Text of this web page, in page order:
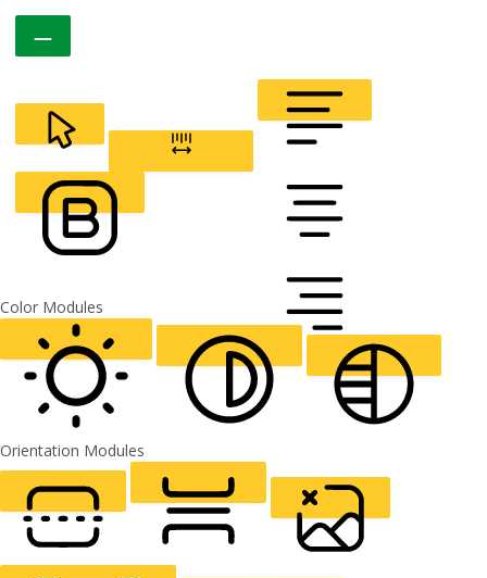
CURSOR
ALIGN TEXT
FONT WEIGHT
Color Modules
LIGHT CONTRAST HIGH CONTRAST
Orientation Modules